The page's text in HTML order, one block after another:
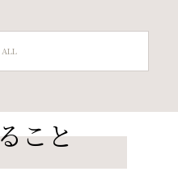
こと